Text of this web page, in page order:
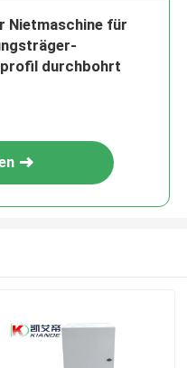
Nietmaschine für
durchbohrt